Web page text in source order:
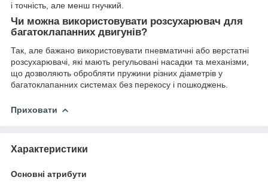
і точність, але менш гнучкий.
Чи можна використовувати розсухарювач для
багатоклапанних двигунів?
Так, але бажано використовувати пневматичні або верстатні
розсухарювачі, які мають регульовані насадки та механізми,
що дозволяють обробляти пружини різних діаметрів у
багатоклапанних системах без перекосу і пошкоджень.
Приховати
Характеристики
Основні атрибути